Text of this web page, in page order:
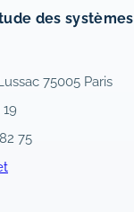
des systèmes
75005 Paris
75